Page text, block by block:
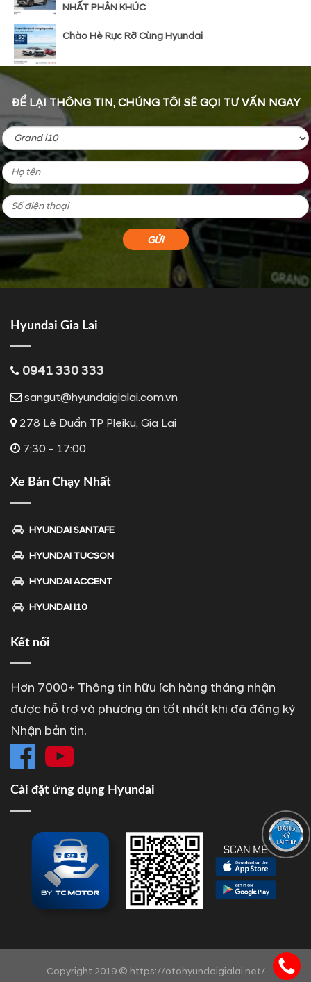
NHẤT PHÂN KHÚC
Chào Hè Rực Rỡ Cùng Hyundai
ĐỂ LẠI THÔNG TIN, CHÚNG TÔI SẼ GỌI TƯ VẤN NGAY
Hyundai Gia Lai
0941 330 333
sangut@hyundaigialai.com.vn
278 Lê Duẩn TP Pleiku, Gia Lai
7:30 - 17:00
Xe Bán Chạy Nhất
HYUNDAI SANTAFE
HYUNDAI TUCSON
HYUNDAI ACCENT
HYUNDAI I10
Kết nối
Hơn 7000+ Thông tin hữu ích hàng tháng nhận
được hỗ trợ và phương án tốt nhất khi đã đăng ký
Nhận bản tin.
Cài đặt ứng dụng Hyundai
Copyright 2019 © https://otohyundaigialai.net/